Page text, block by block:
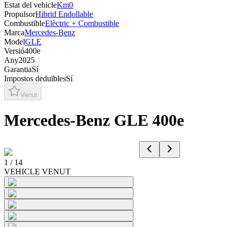
Estat del vehicleKm0
PropulsorHibrid Endollable
CombustibleElèctric + Combustible
MarcaMercedes-Benz
ModelGLE
Versió400e
Any2025
GarantiaSí
Impostos deduïblesSí
Venut
Mercedes-Benz GLE 400e
1 / 14
VEHICLE VENUT